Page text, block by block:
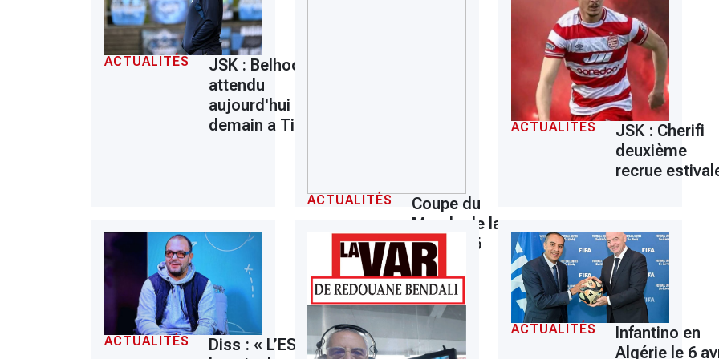
ACTUALITÉS
JSK : Belhocine
attendu
aujourd'hui ou
demain a Tizi
ACTUALITÉS
Coupe du
Monde de la
FIFA 2026
ACTUALITÉS
JSK : Cherifi
deuxième
recrue
ACTUALITÉS
Diss : « L’ESS a
ACTUALITÉS
Infantino en
Algérie le 6